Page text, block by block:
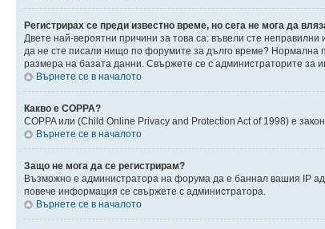
Регистрирах се преди известно време, но сега не мога да
Двете най-вероятни причини за това са: въвели сте
да не сте писали нищо по форумите за дълго време? Нормална
размера на базата данни. Свържете се с администраторите за
Върнете се в началото
Какво е COPPA?
COPPA или (Child Online Privacy and Protection Act of 1998) е
Върнете се в началото
Защо не мога да се регистрирам?
Възможно е администратора на форума да е баннал вашия IP
повече информация се свържете с администратора.
Върнете се в началото